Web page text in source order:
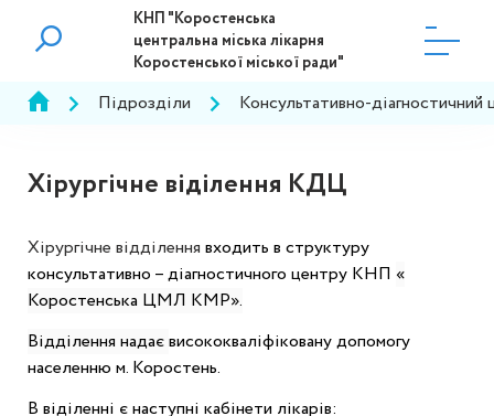
КНП "Коростенська
центральна міська лікарня
Коростенської міської ради"
Підрозділи Консультативно-діагностичний
Хірургічне віділення КДЦ
Хірургічне відділення входить в структуру
консультативно – діагностичного центру КНП «
Коростенська ЦМЛ КМР».
Відділення надаєвисококваліфіковану допомогу
населенню м. Коростень.
В віділенні є наступні кабінети лікарів: